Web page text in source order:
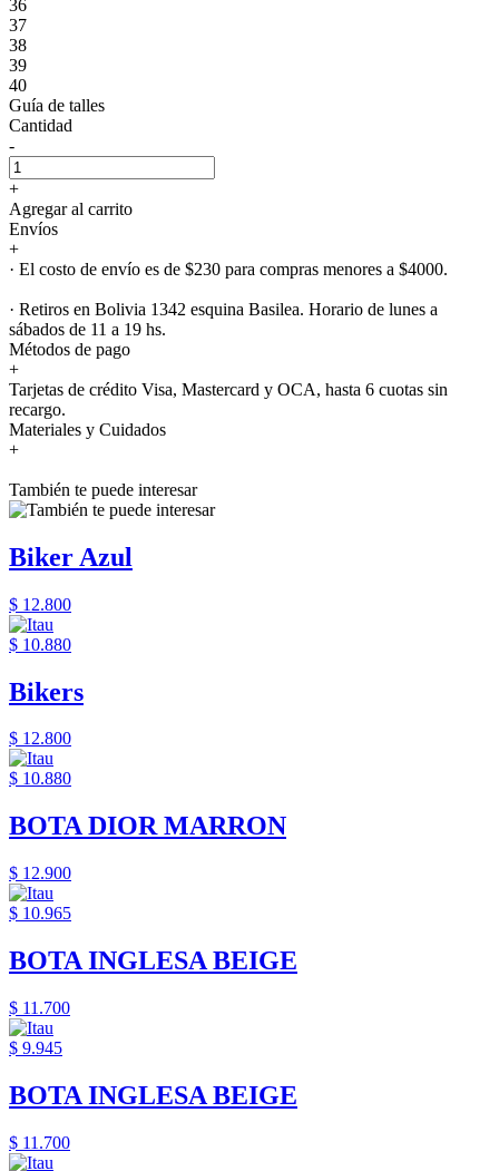
36
37
38
39
40
Guía de talles
Cantidad
-
+
Agregar al carrito
Envíos
+
· El costo de envío es de $230 para compras menores a $4000.
· Retiros en Bolivia 1342 esquina Basilea. Horario de lunes a
sábados de 11 a 19 hs.
Métodos de pago
+
Tarjetas de crédito Visa, Mastercard y OCA, hasta 6 cuotas sin
recargo.
Materiales y Cuidados
+
También te puede interesar
Biker Azul
$ 12.800
$ 10.880
Bikers
$ 12.800
$ 10.880
BOTA DIOR MARRON
$ 12.900
$ 10.965
BOTA INGLESA BEIGE
$ 11.700
$ 9.945
BOTA INGLESA BEIGE
$ 11.700